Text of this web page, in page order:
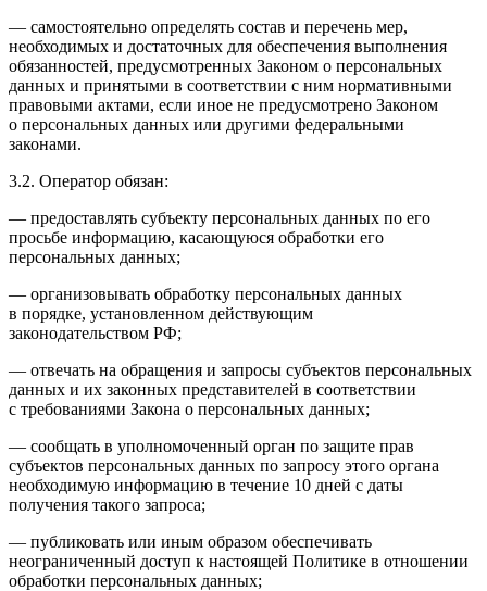
— самостоятельно определять состав и перечень мер,
необходимых и достаточных для обеспечения выполнения
обязанностей, предусмотренных Законом о персональных
данных и принятыми в соответствии с ним нормативными
правовыми актами, если иное не предусмотрено Законом
о персональных данных или другими федеральными
законами.
3.2. Оператор обязан:
— предоставлять субъекту персональных данных по его
просьбе информацию, касающуюся обработки его
персональных данных;
— организовывать обработку персональных данных
в порядке, установленном действующим
законодательством РФ;
— отвечать на обращения и запросы субъектов персональных
данных и их законных представителей в соответствии
с требованиями Закона о персональных данных;
— сообщать в уполномоченный орган по защите прав
субъектов персональных данных по запросу этого органа
необходимую информацию в течение 10 дней с даты
получения такого запроса;
— публиковать или иным образом обеспечивать
неограниченный доступ к настоящей Политике в отношении
обработки персональных данных;